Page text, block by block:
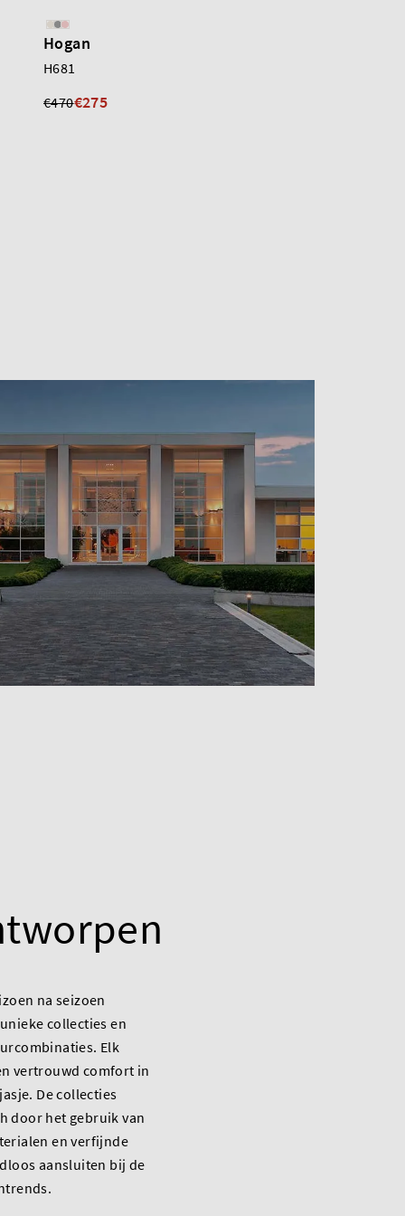
Hogan
H681
€470€275
na seizoen
collecties en
Elk
vertrouwd comfort in
De collecties
door het gebruik van
en verfijnde
aansluiten bij de